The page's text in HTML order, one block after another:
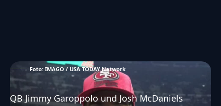
Foto: IMAGO / USA TODAY Network
QB Jimmy Garoppolo und Josh McDaniels